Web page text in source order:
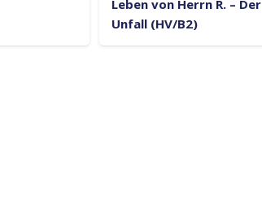
Leben von Herrn R. – Der
Unfall (HV/B2)